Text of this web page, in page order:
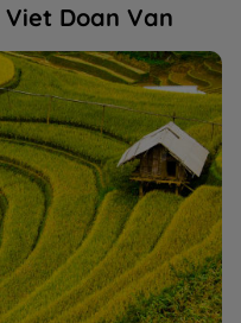
Doan Van
le témoignage